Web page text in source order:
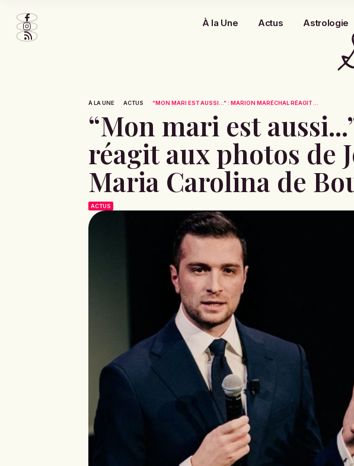
À la Une Actus Astrologie
À LA UNE ACTUS “MON MARI EST AUSSI...” : MARION MARÉCHAL RÉAGIT ...
“Mon mari est
réagit aux photos de
Maria Carolina de
ACTUS